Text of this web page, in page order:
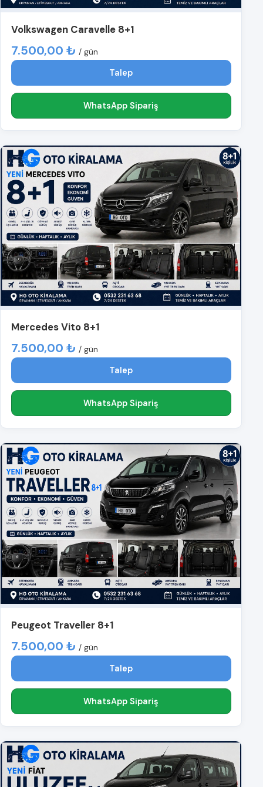
Volkswagen Caravelle 8+1
7.500,00 ₺ / gün
Talep
WhatsApp Sipariş
Mercedes Vito 8+1
7.500,00 ₺ / gün
Talep
WhatsApp Sipariş
Peugeot Traveller 8+1
7.500,00 ₺ / gün
Talep
WhatsApp Sipariş